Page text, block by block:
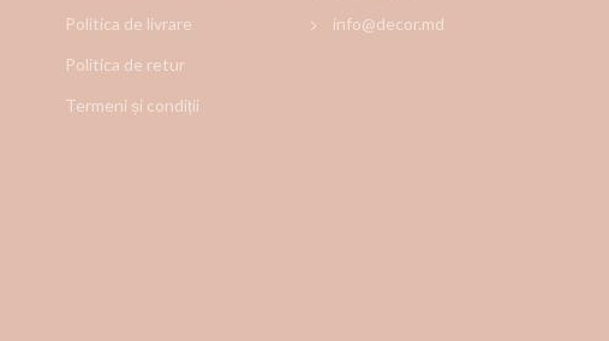
Politica de livrare
Politica de retur
Termeni și condiții
info@decor.md